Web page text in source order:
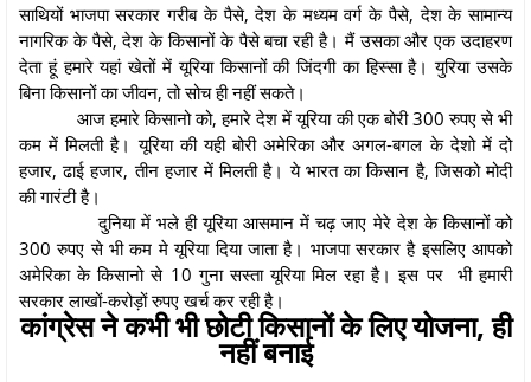
साथियों भाजपा सरकार गरीब के पैसे, देश के मध्यम वर्ग के पैसे, देश के सामान्य
नागरिक के पैसे, देश के किसानों के पैसे बचा रही है। मैं उसका और एक उदाहरण
देता हूं हमारे यहां खेतों में यूरिया किसानों की जिंदगी का हिस्सा है। युरिया उसके
बिना किसानों का जीवन, तो सोच ही नहीं सकते।
आज हमारे किसानो को, हमारे देश में यूरिया की एक बोरी 300 रुपए से भी
कम में मिलती है। यूरिया की यही बोरी अमेरिका और अगल-बगल के देशो में दो
हजार, ढाई हजार, तीन हजार में मिलती है। ये भारत का किसान है, जिसको मोदी
की गारंटी है।
दुनिया में भले ही यूरिया आसमान में चढ़ जाए मेरे देश के किसानों को
300 रुपए से भी कम मे यूरिया दिया जाता है। भाजपा सरकार है इसलिए आपको
अमेरिका के किसानो से 10 गुना सस्ता यूरिया मिल रहा है। इस पर भी हमारी
सरकार लाखों-करोड़ों रुपए खर्च कर रही है।
कांग्रेस ने कभी भी छोटी किसानों के लिए योजना, ही
नहीं बनाई